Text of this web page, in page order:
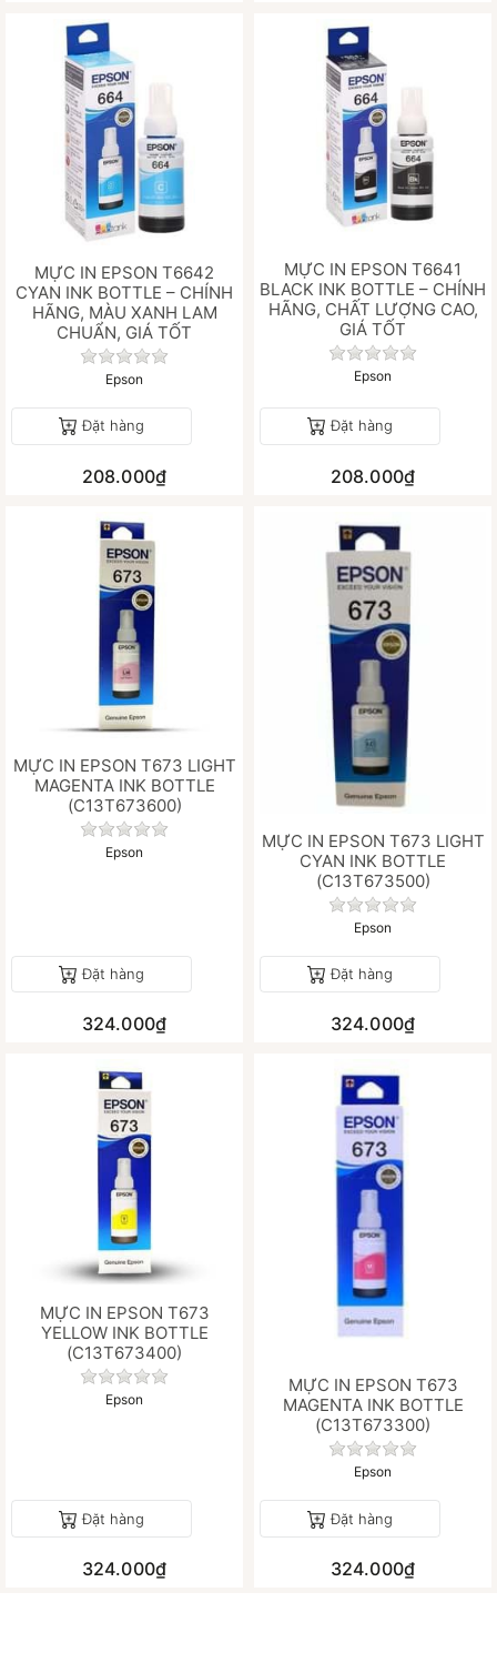
MỰC IN EPSON T6642
CYAN INK BOTTLE – CHÍNH
HÃNG, MÀU XANH LAM
CHUẨN, GIÁ TỐT
Chưa có đánh giá nào cho sản phẩm này.
Epson
Đặt hàng
208.000₫
MỰC IN EPSON T6641
BLACK INK BOTTLE – CHÍNH
HÃNG, CHẤT LƯỢNG CAO,
GIÁ TỐT
Chưa có đánh
Epson
Đặt hàng
208.000₫
MỰC IN EPSON T673 LIGHT
MAGENTA INK BOTTLE
(C13T673600)
Chưa có đánh giá nào cho sản phẩm này.
Epson
Đặt hàng
324.000₫
MỰC IN EPSON T673 LIGHT
CYAN INK BOTTLE
(C13T673500)
Chưa có đánh
Epson
Đặt hàng
324.000₫
MỰC IN EPSON T673
YELLOW INK BOTTLE
(C13T673400)
Chưa có đánh giá nào cho sản phẩm này.
Epson
Đặt hàng
324.000₫
MỰC IN EPSON T673
MAGENTA INK BOTTLE
(C13T673300)
Chưa có đánh
Epson
Đặt hàng
324.000₫